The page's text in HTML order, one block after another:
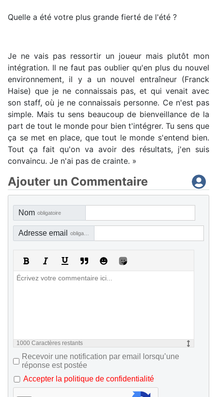
Quelle a été votre plus grande fierté de l'été ?
Je ne vais pas ressortir un joueur mais plutôt mon
intégration. Il ne faut pas oublier qu'en plus du nouvel
environnement, il y a un nouvel entraîneur (Franck
Haise) que je ne connaissais pas, et qui venait avec
son staff, où je ne connaissais personne. Ce n'est pas
simple. Mais tu sens beaucoup de bienveillance de la
part de tout le monde pour bien t'intégrer. Tu sens que
ça se met en place, que tout le monde s'entend bien.
Tout ça fait qu'on va avoir des résultats, j'en suis
convaincu. Je n'ai pas de crainte. »
Ajouter un Commentaire
Nom obligatoire
Adresse email
1000 Caractères restants
Recevoir une notification par email lorsqu’une
réponse est postée
Accepter la politique de confidentialité